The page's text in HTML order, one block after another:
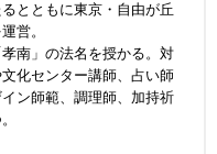
とともに東京・自由が丘
営。
南」の法名を授かる。対
化センター講師、占い師
ン師範、調理師、加持祈